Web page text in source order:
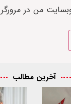
من در مرورگر
آخرین مطالب